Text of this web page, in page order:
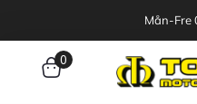
Mån-Fre
0